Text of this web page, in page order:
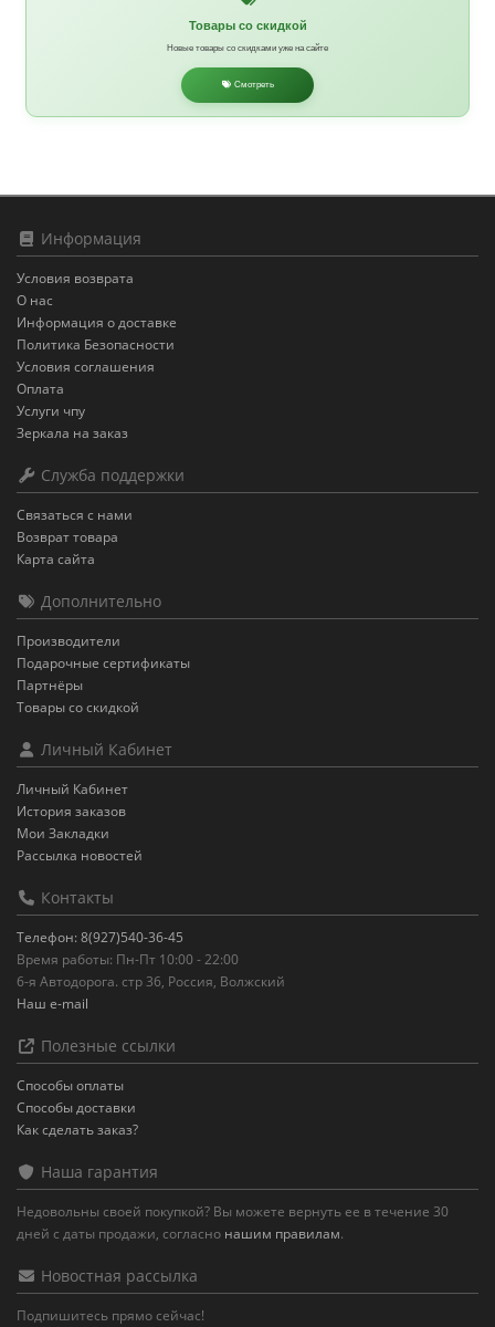
Товары со скидкой
Новые товары со скидками уже на сайте
Смотреть
Информация
Условия возврата
О нас
Информация о доставке
Политика Безопасности
Условия соглашения
Оплата
Услуги чпу
Зеркала на заказ
Служба поддержки
Связаться с нами
Возврат товара
Карта сайта
Дополнительно
Производители
Подарочные сертификаты
Партнёры
Товары со скидкой
Личный Кабинет
Личный Кабинет
История заказов
Мои Закладки
Рассылка новостей
Контакты
Телефон: 8(927)540-36-45
Время работы: Пн-Пт 10:00 - 22:00
6-я Автодорога. стр 36, Россия, Волжский
Наш e-mail
Полезные ссылки
Способы оплаты
Способы доставки
Как сделать заказ?
Наша гарантия
Недовольны своей покупкой? Вы можете вернуть ее в течение 30
дней с даты продажи, согласно нашим правилам.
Новостная рассылка
Подпишитесь прямо сейчас!